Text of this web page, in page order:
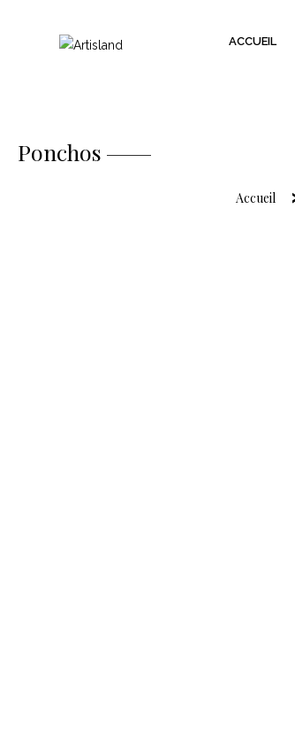
ACCUEIL
Ponchos
Accueil